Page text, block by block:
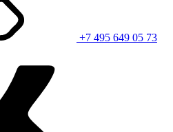
+7 495 649 05 73